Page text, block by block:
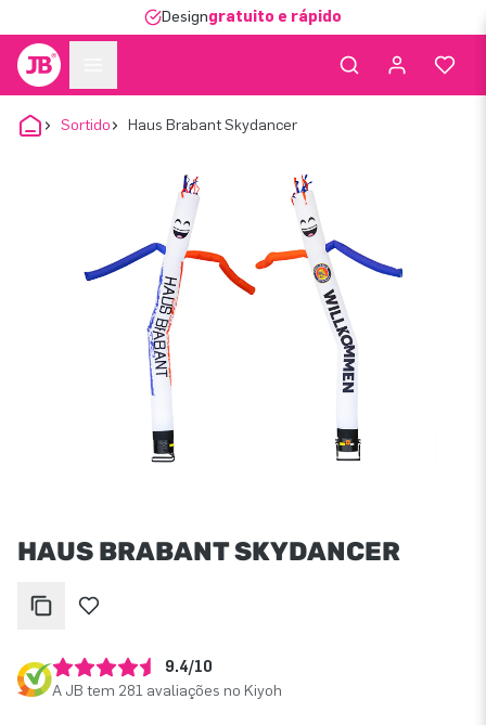
Designgratuito e rápido
Sortido Haus Brabant Skydancer
HAUS BRABANT SKYDANCER
9.4/10
A JB tem 281 avaliações no Kiyoh